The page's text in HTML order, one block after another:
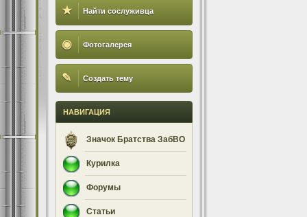
★ Найти сослуживца
◉ Фотогалерея
✎ Создать тему
НАВИГАЦИЯ
Значок Братства ЗабВО
Курилка
Форумы
Статьи